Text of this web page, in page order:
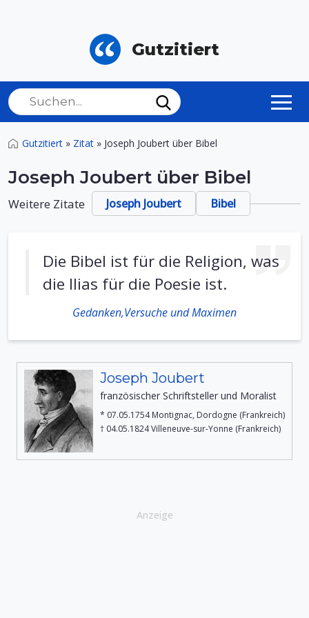
Gutzitiert
Gutzitiert » Zitat » Joseph Joubert über Bibel
Joseph Joubert über Bibel
Weitere Zitate Joseph Joubert Bibel
Die Bibel ist für die Religion, was
die Ilias für die Poesie ist.
Gedanken,Versuche und Maximen
Joseph Joubert
französischer Schriftsteller und Moralist
* 07.05.1754 Montignac, Dordogne (Frankreich)
† 04.05.1824 Villeneuve-sur-Yonne (Frankreich)
Anzeige